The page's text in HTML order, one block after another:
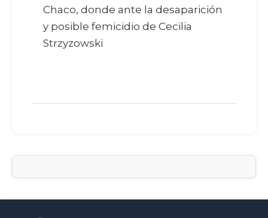
Chaco, donde ante la desaparición
y posible femicidio de Cecilia
Strzyzowski